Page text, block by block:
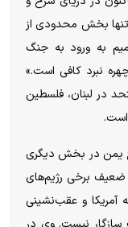
تنها بخش محدودی از
به ورود به جنگ
نبرد کافی است.»
در لبنان، فلسطین
است.
یمن در بخش دیگری
ضعیف برخی رژیم‌های
آمریکا و عقب‌نشینی